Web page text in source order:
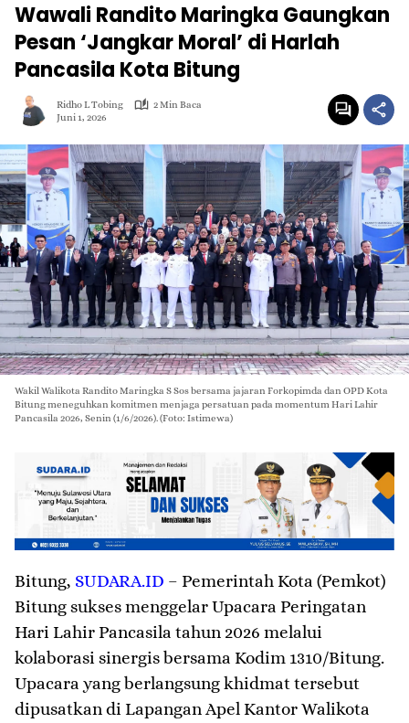
Wawali Randito Maringka Gaungkan
Pesan ‘Jangkar Moral’ di Harlah
Pancasila Kota Bitung
Ridho L Tobing
2 Min Baca
Juni 1, 2026
Wakil Walikota Randito Maringka S Sos bersama jajaran Forkopimda dan OPD Kota
Bitung meneguhkan komitmen menjaga persatuan pada momentum Hari Lahir
Pancasila 2026, Senin (1/6/2026). (Foto: Istimewa)
Bitung, SUDARA.ID – Pemerintah Kota (Pemkot)
Bitung sukses menggelar Upacara Peringatan
Hari Lahir Pancasila tahun 2026 melalui
kolaborasi sinergis bersama Kodim 1310/Bitung.
Upacara yang berlangsung khidmat tersebut
dipusatkan di Lapangan Apel Kantor Walikota